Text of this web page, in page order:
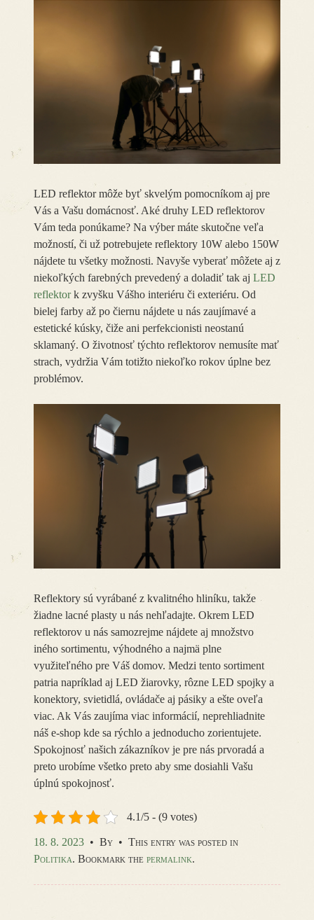
LED reflektor môže byť skvelým pomocníkom aj pre
Vás a Vašu domácnosť. Aké druhy LED reflektorov
Vám teda ponúkame? Na výber máte skutočne veľa
možností, či už potrebujete reflektory 10W alebo 150W
nájdete tu všetky možnosti. Navyše vyberať môžete aj z
niekoľkých farebných prevedený a doladiť tak aj LED
reflektork zvyšku Vášho interiéru či exteriéru. Od
bielej farby až po čiernu nájdete u nás zaujímavé a
estetické kúsky, čiže ani perfekcionisti neostanú
sklamaný. O životnosť týchto reflektorov nemusíte mať
strach, vydržia Vám totižto niekoľko rokov úplne bez
problémov.
Reflektory sú vyrábané z kvalitného hliníku, takže
žiadne lacné plasty u nás nehľadajte. Okrem LED
reflektorov u nás samozrejme nájdete aj množstvo
iného sortimentu, výhodného a najmä plne
využiteľného pre Váš domov. Medzi tento sortiment
patria napríklad aj LED žiarovky, rôzne LED spojky a
konektory, svietidlá, ovládače aj pásiky a ešte oveľa
viac. Ak Vás zaujíma viac informácií, neprehliadnite
náš e-shop kde sa rýchlo a jednoducho zorientujete.
Spokojnosť našich zákazníkov je pre nás prvoradá a
preto urobíme všetko preto aby sme dosiahli Vašu
úplnú spokojnosť.
4.1/5 - (9 votes)
18. 8. 2023 • By • This entry was posted in
Politika. Bookmark the permalink.